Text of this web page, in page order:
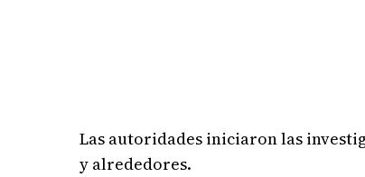
Las autoridades iniciaron las
y alrededores.